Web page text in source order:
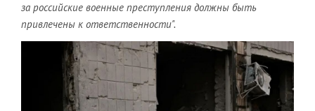
за российские военные преступления должны быть
привлечены к ответственности".